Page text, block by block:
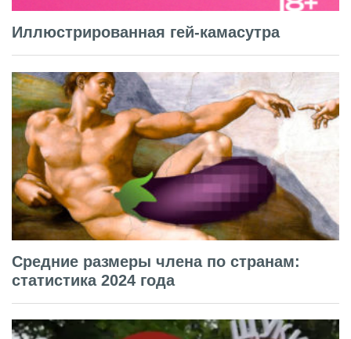
Иллюстрированная гей-камасутра
Средние размеры члена по странам:
статистика 2024 года